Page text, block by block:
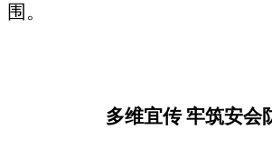
围。
多维宜传 牢筑安会